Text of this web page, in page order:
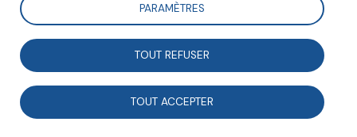
Enjeux sociétaux
Associations et démocratie
PARAMÈTRES
TOUT REFUSER
TOUT ACCEPTER